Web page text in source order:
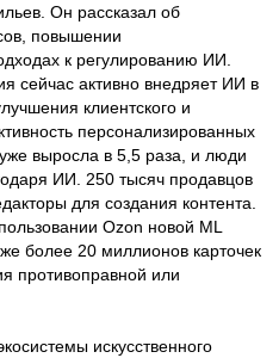
Он рассказал об
повышении
к регулированию ИИ.
сейчас активно внедряет ИИ в
клиентского и
персонализированных
выросла в 5,5 раза, и люди
ИИ. 250 тысяч продавцов
для создания контента.
Ozon новой ML
более 20 миллионов карточек
противоправной или
искусственного